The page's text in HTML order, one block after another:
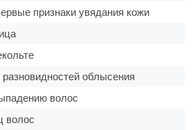
признаки увядания кожи
облысения
волос
волос